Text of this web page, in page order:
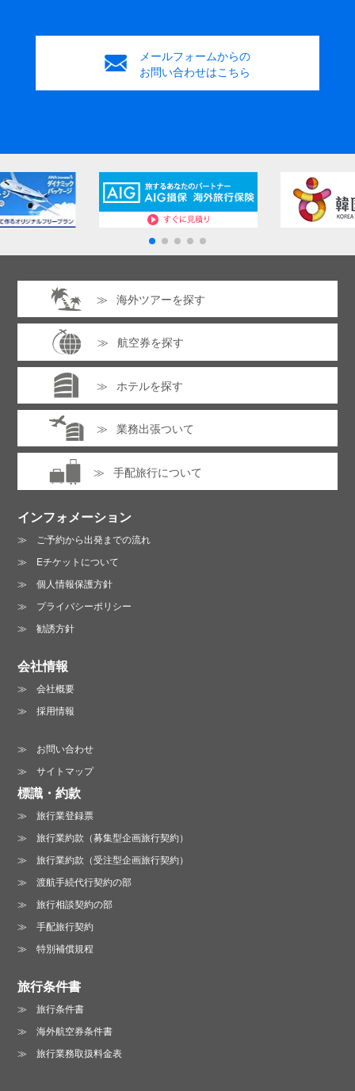
メールフォームからの
お問い合わせはこちら
海外ツアーを探す
航空券を探す
ホテルを探す
業務出張ついて
手配旅行について
インフォメーション
ご予約から出発までの流れ
Eチケットについて
個人情報保護方針
プライバシーポリシー
勧誘方針
会社情報
会社概要
採用情報
お問い合わせ
サイトマップ
標識・約款
旅行業登録票
旅行業約款（募集型企画旅行契約）
旅行業約款（受注型企画旅行契約）
渡航手続代行契約の部
旅行相談契約の部
手配旅行契約
特別補償規程
旅行条件書
旅行条件書
海外航空券条件書
旅行業務取扱料金表